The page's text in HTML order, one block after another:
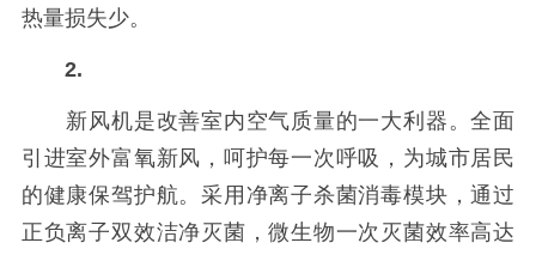
热量损失少。
2.
新风机是改善室内空气质量的一大利器。全面
引进室外富氧新风，呵护每一次呼吸，为城市居民
的健康保驾护航。采用净离子杀菌消毒模块，通过
正负离子双效洁净灭菌，微生物一次灭菌效率高达